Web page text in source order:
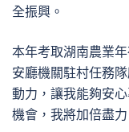
全振興。
本年考取湖南農業
安廳機關駐村任務
動力，讓我能夠安
機會，我將加倍盡